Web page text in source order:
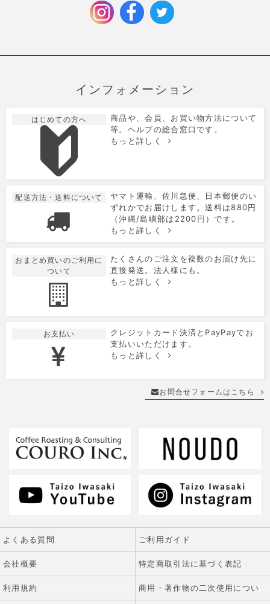
お歳暮特集を公開しました。
インフォメーション
はじめての方へ
商品や、会員、お買い物方法について
等。ヘルプの総合窓口です。
もっと詳しく
配送方法・送料について
ヤマト運輸、佐川急便、日本郵便のい
ずれかでお届けします。送料は880円
（沖縄/島嶼部は2200円）です。
もっと詳しく
おまとめ買いのご利用に
ついて
たくさんのご注文を複数のお届け先に
直接発送。法人様にも。
もっと詳しく
お支払い
クレジットカード決済とPayPayでお
支払いいただけます。
もっと詳しく
お問合せフォームはこちら
よくある質問 ご利用ガイド
会社概要 特定商取引法に基づく表記
利用規約